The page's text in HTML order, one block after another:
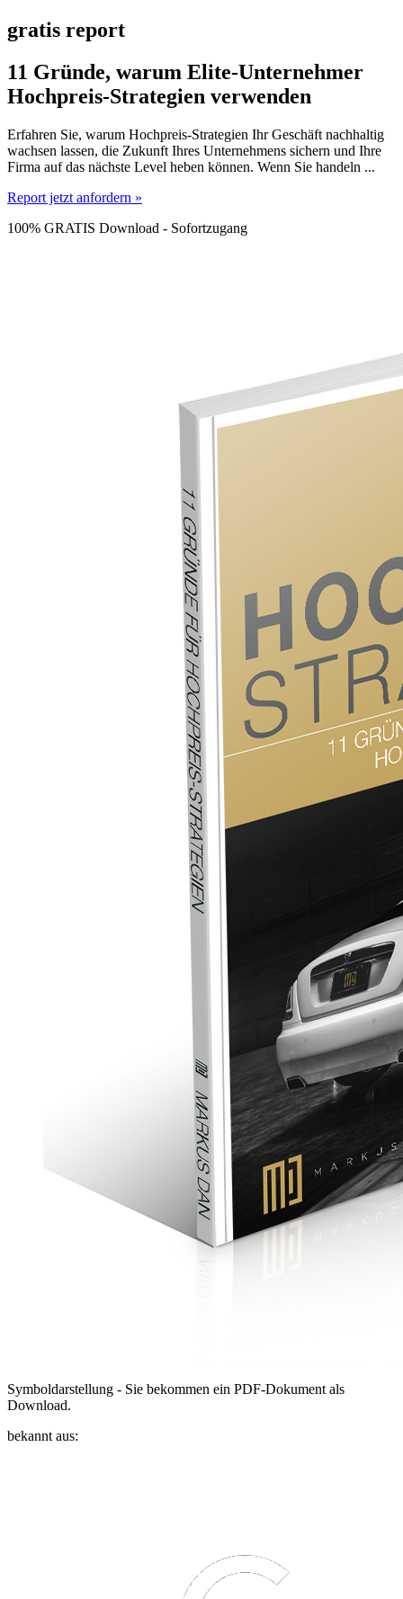
gratis report
11 Gründe, warum Elite-Unternehmer
Hochpreis-Strategien verwenden
Erfahren Sie, warum Hochpreis-Strategien Ihr Geschäft nachhaltig
wachsen lassen, die Zukunft Ihres Unternehmens sichern und Ihre
Firma auf das nächste Level heben können. Wenn Sie handeln ...
Report jetzt anfordern »
100% GRATIS Download - Sofortzugang
Symboldarstellung - Sie bekommen ein PDF-Dokument als
Download.
bekannt aus: